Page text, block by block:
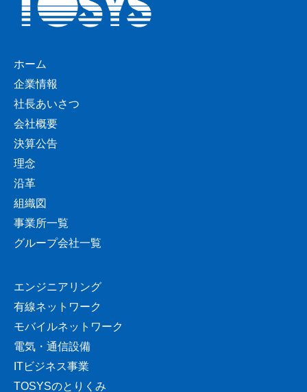
ホーム
企業情報
社長あいさつ
会社概要
決算公告
理念
沿革
組織図
事業所一覧
グループ会社一覧
エンジニアリング
有線ネットワーク
モバイルネットワーク
電気・通信設備
ITビジネス事業
TOSYSのとりくみ